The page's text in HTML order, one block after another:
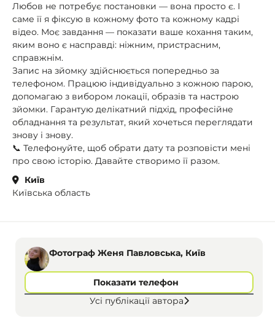
Любов не потребує постановки — вона просто є. І
саме її я фіксую в кожному фото та кожному кадрі
відео. Моє завдання — показати ваше кохання таким,
яким воно є насправді: ніжним, пристрасним,
справжнім.
Запис на зйомку здійснюється попередньо за
телефоном. Працюю індивідуально з кожною парою,
допомагаю з вибором локації, образів та настрою
зйомки. Гарантую делікатний підхід, професійне
обладнання та результат, який хочеться переглядати
знову і знову.
📞 Телефонуйте, щоб обрати дату та розповісти мені
про свою історію. Давайте створимо її разом.
Київ
Київська область
Фотограф Женя Павловська, Київ
Показати телефон
Усі публікації автора